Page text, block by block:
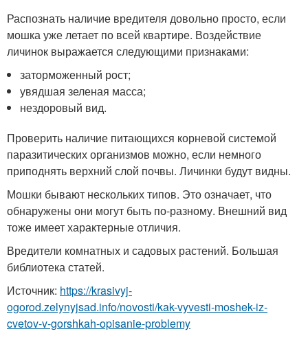
Распознать наличие вредителя довольно просто, если
мошка уже летает по всей квартире. Воздействие
личинок выражается следующими признаками:
заторможенный рост;
увядшая зеленая масса;
нездоровый вид.
Проверить наличие питающихся корневой системой
паразитических организмов можно, если немного
приподнять верхний слой почвы. Личинки будут видны.
Мошки бывают нескольких типов. Это означает, что
обнаружены они могут быть по-разному. Внешний вид
тоже имеет характерные отличия.
Вредители комнатных и садовых растений. Большая
библиотека статей.
Источник: https://krasivyj-
ogorod.zelynyjsad.info/novosti/kak-vyvesti-moshek-iz-
cvetov-v-gorshkah-opisanie-problemy